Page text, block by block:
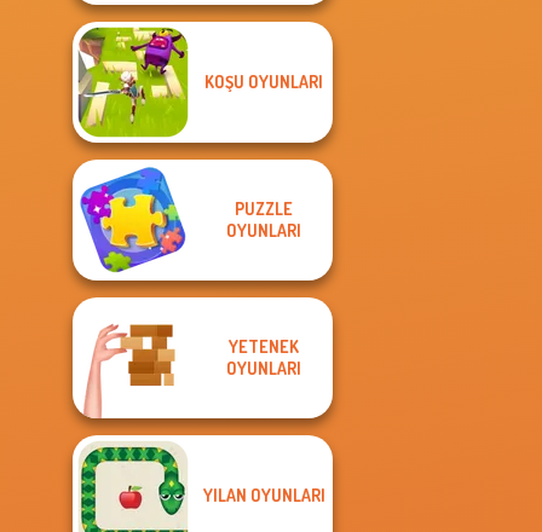
KOŞU OYUNLARI
PUZZLE
OYUNLARI
YETENEK
OYUNLARI
YILAN OYUNLARI